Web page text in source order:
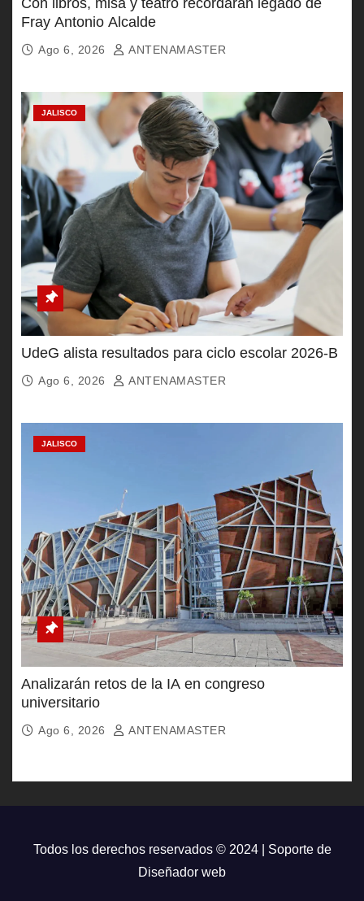
Fray Antonio Alcalde
Ago 6, 2026 ANTENAMASTER
JALISCO
UdeG alista resultados para ciclo escolar 2026-B
Ago 6, 2026 ANTENAMASTER
JALISCO
Analizarán retos de la IA en congreso
universitario
Ago 6, 2026 ANTENAMASTER
Todos los derechos reservados © 2024 | Soporte de
Diseñador web